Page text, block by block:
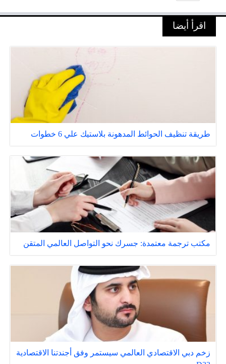
اقرأ أيضا
طريقة تنظيف الحوائط المدهونة بلاستيك علي 6 خطوات
مكتب ترجمة معتمدة: جسرك نحو التواصل العالمي المتقن
زخم دبي الاقتصادي العالمي سيستمر وفق أجندتنا الاقتصادية